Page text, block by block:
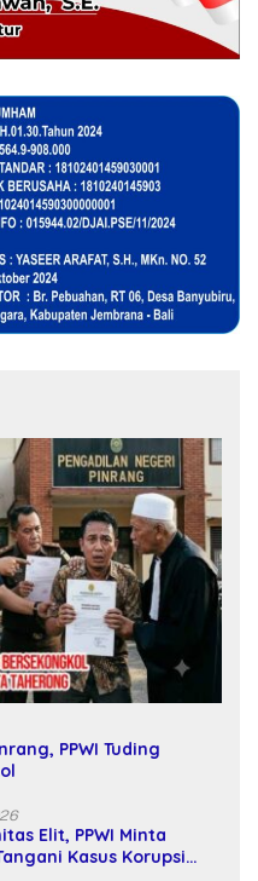
PPWI Tuding
Elit, PPWI Minta
Kasus Korupsi